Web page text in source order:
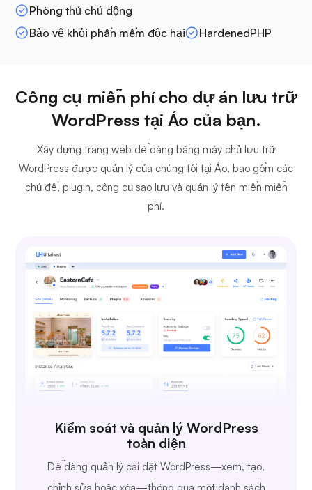
Phòng thủ chủ động
Bảo vệ khỏi phần mềm độc hại
HardenedPHP
Công cụ miễn phí cho dự án lưu trữ
WordPress tại Áo của bạn.
Xây dựng trang web dễ dàng bằng máy chủ lưu trữ
WordPress được quản lý của chúng tôi tại Áo, bao gồm các
chủ đề, plugin, công cụ sao lưu và quản lý tên miền miễn
phí.
Kiểm soát và quản lý WordPress
toàn diện
Dễ dàng quản lý cài đặt WordPress—xem, tạo,